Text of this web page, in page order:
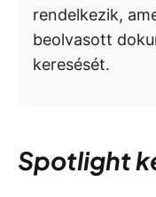
rendelkezik,
beolvasott
keresését.
Spotlight